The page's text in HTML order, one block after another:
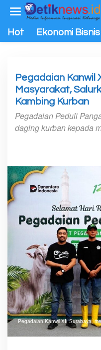
a
Hot Ekonomi Bisnis
Pegadaian Kanwil
Masyarakat,
Kambing Kurban
Pegadaian Peduli
daging kurban kepada
Pegadaian Kanwil XII Surabaya,